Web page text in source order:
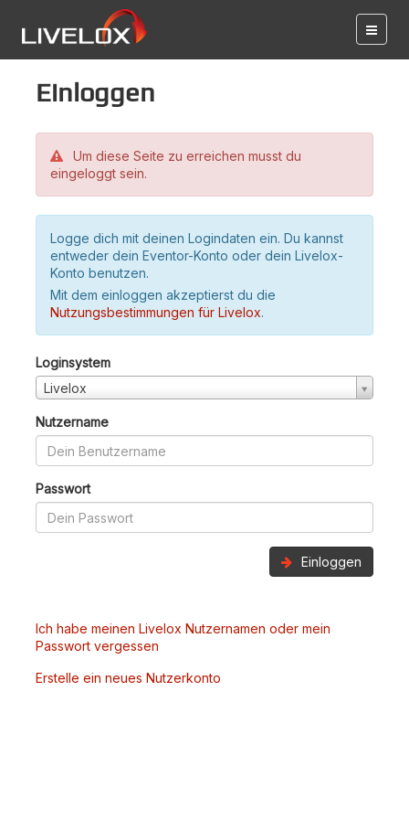
Einloggen
Um diese Seite zu erreichen musst du
eingeloggt sein.
Logge dich mit deinen Logindaten ein. Du kannst
entweder dein Eventor-Konto oder dein Livelox-
Konto benutzen.
Mit dem einloggen akzeptierst du die
Nutzungsbestimmungen für Livelox.
Loginsystem
Livelox
Nutzername
Passwort
Einloggen
Ich habe meinen Livelox Nutzernamen oder mein
Passwort vergessen
Erstelle ein neues Nutzerkonto